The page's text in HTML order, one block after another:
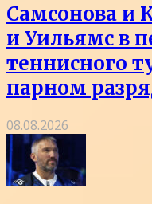
Самсонова и
и Уильямс в
теннисного
парном
08.08.2026